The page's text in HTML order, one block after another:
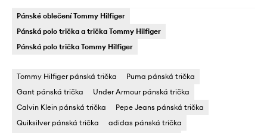
Pánské oblečení Tommy Hilfiger
Pánská polo trička a trička Tommy Hilfiger
Pánská polo trička Tommy Hilfiger
Tommy Hilfiger pánská trička
Puma pánská trička
Gant pánská trička
Under Armour pánská trička
Calvin Klein pánská trička
Pepe Jeans pánská trička
Quiksilver pánská trička
adidas pánská trička